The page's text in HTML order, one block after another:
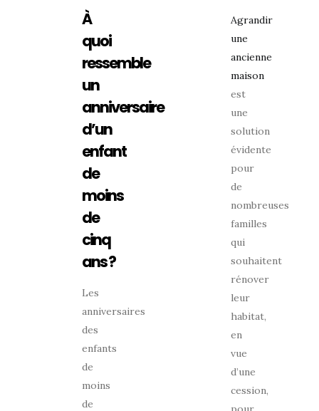
À
quoi
ressemble
un
anniversaire
d’un
enfant
de
moins
de
cinq
ans ?
Les
anniversaires
des
enfants
de
moins
de
Agrandir
une
ancienne
maison
est
une
solution
évidente
pour
de
nombreuses
familles
qui
souhaitent
rénover
leur
habitat,
en
vue
d’une
cession,